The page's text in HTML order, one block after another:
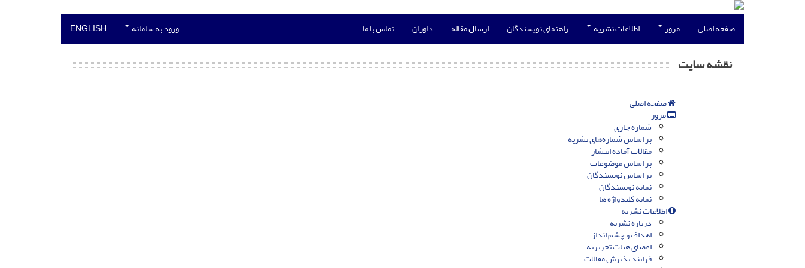
صفحه اصلی مرور اطلاعات نشریه راهنمای نویسندگان ارسال مقاله داوران تماس با ما ورود به سامانه ENGLISH
نقشه سایت
صفحه اصلی
مرور
شماره جاری
بر اساس شماره‌های نشریه
مقالات آماده انتشار
بر اساس موضوعات
بر اساس نویسندگان
نمایه نویسندگان
نمایه کلیدواژه ها
اطلاعات نشریه
درباره نشریه
اهداف و چشم انداز
اعضای هیات تحریریه
فرایند پذیرش مقالات